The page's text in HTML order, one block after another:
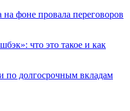
фоне провала переговоров
что это такое и как
по долгосрочным вкладам